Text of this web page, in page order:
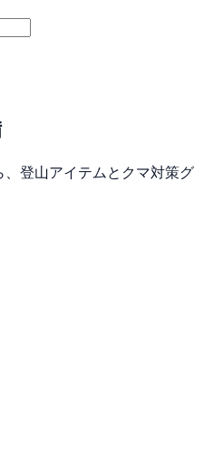
登山アイテムとクマ対策グ